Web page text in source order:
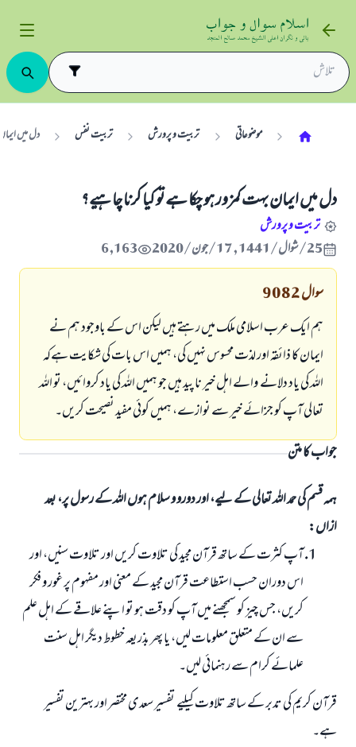
موضوعاتی تربیت و پرورش تربیت نفس دل میں
دل میں ایمان بہت کمزور ہو چکا ہے تو کیا کرنا چاہیے؟
تربیت و پرورش
25/شوال/1441 , 17/جون/2020
6,163
سوال9082
ہم ایک عرب اسلامی ملک میں رہتے ہیں لیکن اس کے باوجود ہم نے
ایمان کا ذائقہ اور لذت محسوس نہیں کی، ہمیں اس بات کی شکایت ہےکہ
اللہ کی یاد دلانے والے اہل خیر نا پید ہیں جو ہمیں اللہ کی یاد کروائیں، تو اللہ
تعالی آپ کو جزائے خیر سے نوازے، ہمیں کوئی مفید نصیحت کریں۔
جواب کا متن
ہمہ قسم کی حمد اللہ تعالی کے لیے، اور دورو و سلام ہوں اللہ کے رسول پر، بعد
ازاں:
آپ کثرت کے ساتھ قرآن مجید کی تلاوت کریں اور تلاوت سنیں، اور
اس دوران حسب استطاعت قرآن مجید کے معنی اور مفہوم پر غور و فکر
کریں، جس چیز کو سمجھنے میں آپ کو دقت ہو تو اپنے علاقے کے اہل علم
سے ان کے متعلق معلومات لیں، یا پھر بذریعہ خطوط دیگر اہل سنت
علمائے کرام سے رہنمائی لیں۔
قرآن کریم کی تدبر کے ساتھ تلاوت کیلیے تفسیر سعدی مختصر اور بہترین تفسیر
ہے۔